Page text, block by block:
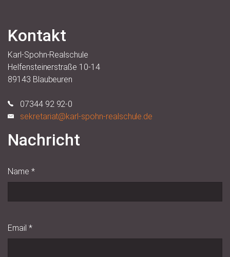
Kontakt
Karl-Spohn-Realschule
Helfensteinerstraße 10-14
89143 Blaubeuren
07344 92 92-0
sekretariat@karl-spohn-realschule.de
Nachricht
Name *
Email *